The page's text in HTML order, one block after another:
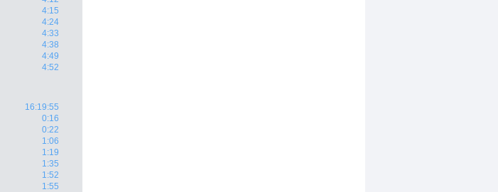
4:15
4:24
4:33
4:38
4:49
4:52
16:19:55
0:16
0:22
1:06
1:19
1:35
1:52
1:55